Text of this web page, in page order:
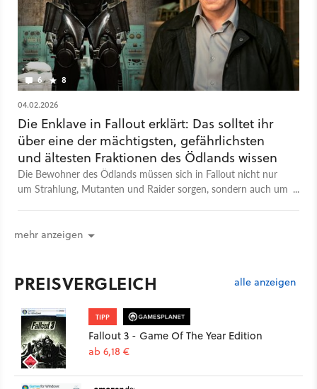
6 8
04.02.2026
Die Enklave in Fallout erklärt: Das solltet ihr
über eine der mächtigsten, gefährlichsten
und ältesten Fraktionen des Ödlands wissen
Die Bewohner des Ödlands müssen sich in Fallout nicht nur
um Strahlung, Mutanten und Raider sorgen, sondern auch um
mehr anzeigen
PREISVERGLEICH alle anzeigen
TIPP
Fallout 3 - Game Of The Year Edition
ab 6,18 €